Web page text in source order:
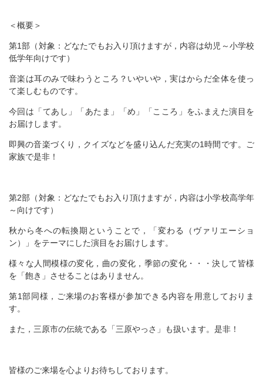
＜概要＞
第1部（対象：どなたでもお入り頂けますが，内容は幼児～小学校
低学年向けです）
音楽は耳のみで味わうところ？いやいや，実はからだ全体を使っ
て楽しむものです。
今回は「てあし」「あたま」「め」「こころ」をふまえた演目を
お届けします。
即興の音楽づくり，クイズなどを盛り込んだ充実の1時間です。ご
家族で是非！
第2部（対象：どなたでもお入り頂けますが，内容は小学校高学年
～向けです）
秋から冬への転換期ということで，「変わる（ヴァリエーショ
ン）」をテーマにした演目をお届けします。
様々な人間模様の変化，曲の変化，季節の変化・・・決して皆様
を「飽き」させることはありません。
第1部同様，ご来場のお客様が参加できる内容を用意しておりま
す。
また，三原市の伝統である「三原やっさ」も扱います。是非！
皆様のご来場を心よりお待ちしております。